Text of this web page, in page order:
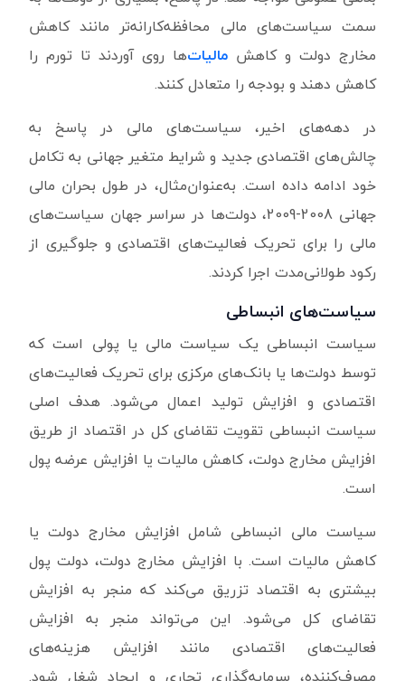
سمت سیاست‌های مالی محافظه‌کارانه‌تر مانند کاهش
مخارج دولت و کاهش مالیات‌ها روی آوردند تا تورم را
کاهش دهند و بودجه را متعادل کنند.
در دهه‌های اخیر، سیاست‌های مالی در پاسخ به
چالش‌های اقتصادی جدید و شرایط متغیر جهانی به تکامل
خود ادامه داده است. به‌عنوان‌مثال، در طول بحران مالی
جهانی 2008-2009، دولت‌ها در سراسر جهان سیاست‌های
مالی را برای تحریک فعالیت‌های اقتصادی و جلوگیری از
رکود طولانی‌مدت اجرا کردند.
سیاست‌های انبساطی
سیاست انبساطی یک سیاست مالی یا پولی است که
توسط دولت‌ها یا بانک‌های مرکزی برای تحریک فعالیت‌های
اقتصادی و افزایش تولید اعمال می‌شود. هدف اصلی
سیاست انبساطی تقویت تقاضای کل در اقتصاد از طریق
افزایش مخارج دولت، کاهش مالیات یا افزایش عرضه پول
است.
سیاست مالی انبساطی شامل افزایش مخارج دولت یا
کاهش مالیات است. با افزایش مخارج دولت، دولت پول
بیشتری به اقتصاد تزریق می‌کند که منجر به افزایش
تقاضای کل می‌شود. این می‌تواند منجر به افزایش
فعالیت‌های اقتصادی مانند افزایش هزینه‌های